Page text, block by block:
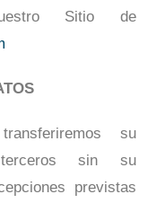
Sitio de
su
sin su
previstas